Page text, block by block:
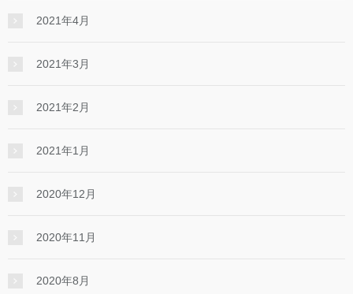
2021年4月
2021年3月
2021年2月
2021年1月
2020年12月
2020年11月
2020年8月